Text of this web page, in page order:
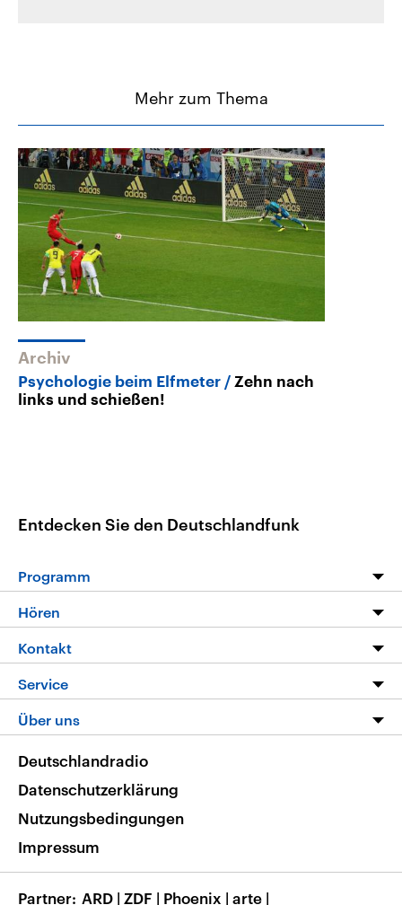
Mehr zum Thema
Archiv
Psychologie beim Elfmeter
Zehn nach
links und schießen!
Entdecken Sie den Deutschlandfunk
Programm
Programm
Die Nachrichten
Nachrichtenleicht
Neue Beiträge auf dlf.de
Hören
Livestream
Podcasts
Deutschlandfunk App
Nachrichten App
Frequenzen
Kontakt
Hörerservice
Service
FAQ
Veranstaltungen
Musikliste
RSS
Über uns
Barrierefreiheit
Deutschlandradio
Datenschutzerklärung
Nutzungsbedingungen
Impressum
Partner ARD | ZDF | Phoenix | arte |